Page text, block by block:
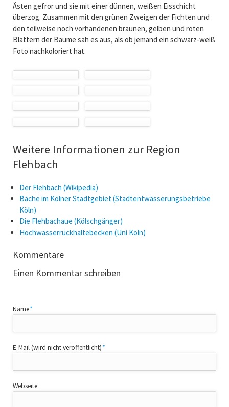
Ästen gefror und sie mit einer dünnen, weißen Eisschicht
überzog. Zusammen mit den grünen Zweigen der Fichten und
den teilweise noch vorhandenen braunen, gelben und roten
Blättern der Bäume sah es aus, als ob jemand ein schwarz-weiß
Foto nachkoloriert hat.
Weitere Informationen zur Region
Flehbach
Der Flehbach (Wikipedia)
Bäche im Kölner Stadtgebiet (Stadtentwässerungsbetriebe
Köln)
Die Flehbachaue (Kölschgänger)
Hochwasserrückhaltebecken (Uni Köln)
Kommentare
Einen Kommentar schreiben
Pflichtfeld
Name*
Pflichtfeld
E-Mail (wird nicht veröffentlicht)*
Webseite